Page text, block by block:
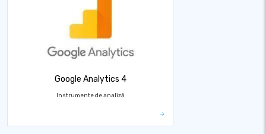
Google Analytics 4
Instrumente de analiză